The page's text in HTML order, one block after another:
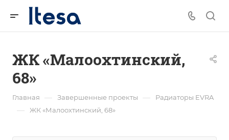
ЖК «Малоохтинский,
68»
Главная — Завершенные проекты — Радиаторы EVRA
— ЖК «Малоохтинский, 68»